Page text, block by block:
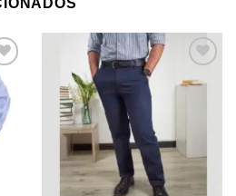
lista de
deseos